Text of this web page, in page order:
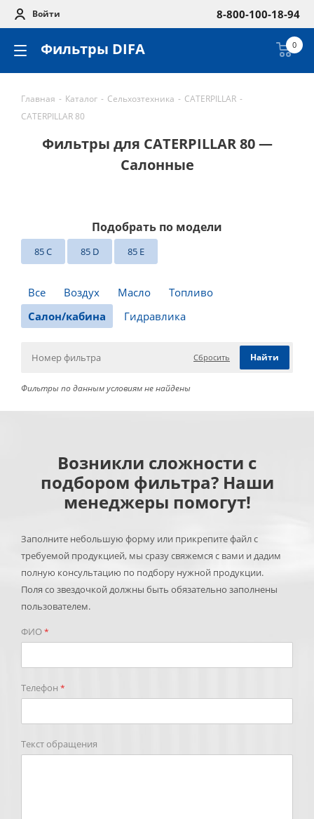
Войти 8-800-100-18-94
Фильтры DIFA 0
Главная - Каталог - Сельхозтехника - CATERPILLAR -
CATERPILLAR 80
Фильтры для CATERPILLAR 80 —
Салонные
Подобрать по модели
85 C 85 D 85 E
Все Воздух Масло
Топливо
Салон/кабина
Гидравлика
Сбросить
Фильтры по данным условиям не найдены
Возникли сложности с
подбором фильтра? Наши
менеджеры помогут!
Заполните небольшую форму или прикрепите файл с
требуемой продукцией, мы сразу свяжемся с вами и дадим
полную консультацию по подбору нужной продукции.
Поля со звездочкой должны быть обязательно заполнены
пользователем.
ФИО*
Телефон *
Текст обращения